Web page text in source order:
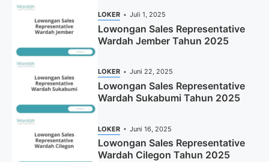
LOKER Juli 1, 2025
Lowongan Sales Representative
Wardah Jember Tahun 2025
LOKER Juni 22, 2025
Lowongan Sales Representative
Wardah Sukabumi Tahun 2025
LOKER Juni 16, 2025
Lowongan Sales Representative
Wardah Cilegon Tahun 2025